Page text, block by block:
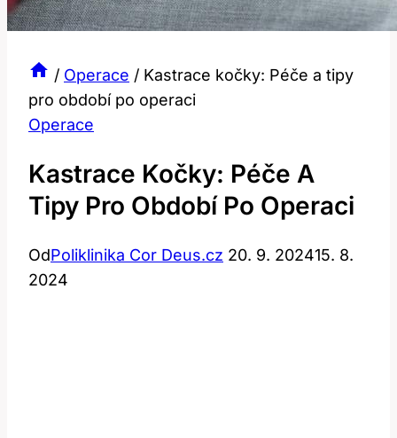
/ Operace / Kastrace kočky: Péče a tipy
pro období po operaci
Operace
Kastrace Kočky: Péče A
Tipy Pro Období Po Operaci
OdPoliklinika Cor Deus.cz 20. 9. 202415. 8.
2024